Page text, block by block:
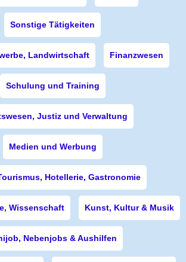
Sonstige Tätigkeiten
Landwirtschaft Finanzwesen
Schulung und Training
Justiz und Verwaltung
Medien und Werbung
Hotellerie, Gastronomie
Wissenschaft Kunst, Kultur & Musik
Nebenjobs & Aushilfen